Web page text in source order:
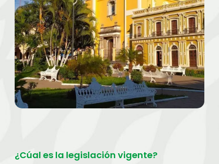
¿Cúal es la legislación vigente?